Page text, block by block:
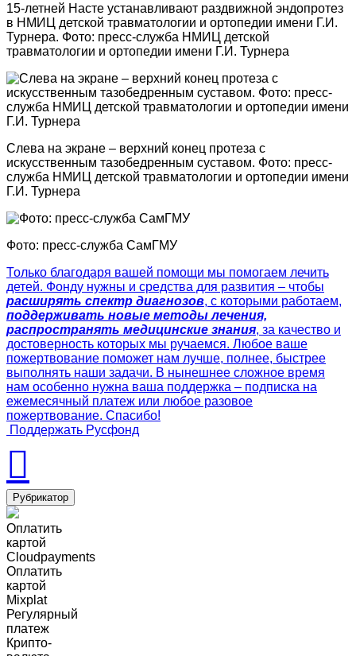
15-летней Насте устанавливают раздвижной эндопротез
в НМИЦ детской травматологии и ортопедии имени Г.И.
Турнера. Фото: пресс-служба НМИЦ детской
травматологии и ортопедии имени Г.И. Турнера
Слева на экране – верхний конец протеза с
искусственным тазобедренным суставом. Фото: пресс-
служба НМИЦ детской травматологии и ортопедии имени
Г.И. Турнера
Фото: пресс-служба СамГМУ
Только благодаря вашей помощи мы помогаем лечить
детей. Фонду нужны и средства для развития – чтобы
расширять спектр диагнозов, с которыми работаем,
поддерживать новые методы лечения,
распространять медицинские знания, за качество и
достоверность которых мы ручаемся. Любое ваше
пожертвование поможет нам лучше, полнее, быстрее
выполнять наши задачи. В нынешнее сложное время
нам особенно нужна ваша поддержка – подписка на
ежемесячный платеж или любое разовое
пожертвование. Спасибо!
Поддержать Русфонд
Рубрикатор
Оплатить
картой
Cloudpayments
Оплатить
картой
Mixplat
Регулярный
платеж
Крипто-